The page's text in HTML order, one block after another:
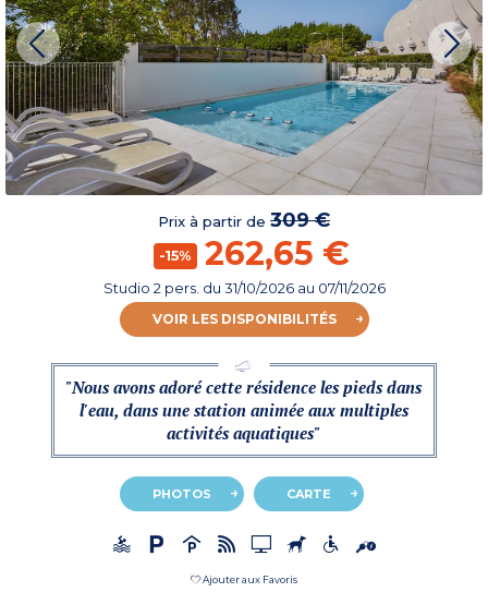
Prix à partir de 309 €
-15% 262,65 €
Studio 2 pers. du 31/10/2026au 07/11/2026
VOIR LES DISPONIBILITÉS
"Nous avons adoré cette résidence les pieds dans
l'eau, dans une station animée aux multiples
activités aquatiques"
PHOTOS CARTE
Ajouter aux Favoris